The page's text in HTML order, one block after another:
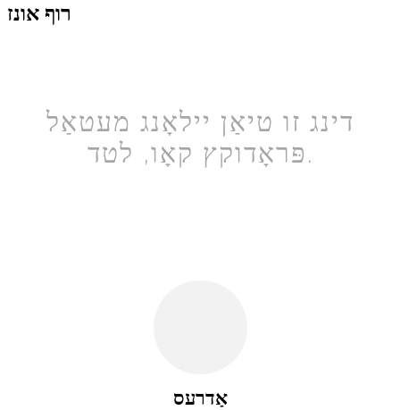
רוף אונז
דינג זו טיאַן יילאָנג מעטאַל
פּראָדוקץ קאָו, לטד.
אַדרעס